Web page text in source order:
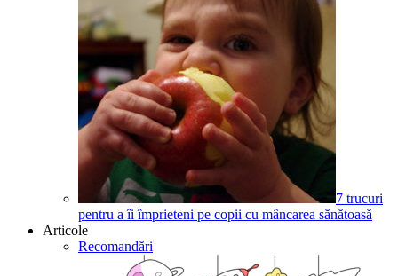
7 trucuri
pentru a îi împrieteni pe copii cu mâncarea sănătoasă
Articole
Recomandări